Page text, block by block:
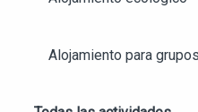
Alojamiento para